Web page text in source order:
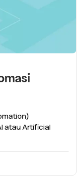
atau Artificial